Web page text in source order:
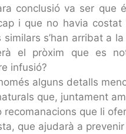
conclusió va ser que
i que no havia costat
s’han arribat a
el pròxim que es
infusió?
alguns detalls
que, juntament
recomanacions que li
que ajudarà a